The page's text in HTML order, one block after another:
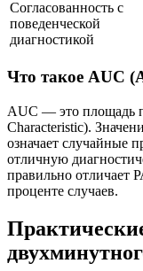
Согласованность с
поведенческой
диагностикой
Что такое AUC
AUC — это площадь
Characteristic).
означает случайные
отличную
правильно отличает
проценте случаев.